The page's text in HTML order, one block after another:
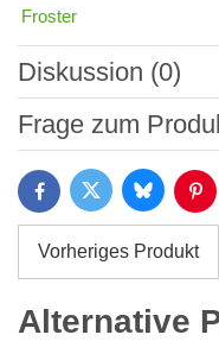
Froster
Diskussion (0)
Neuer
Titel:
Name:*
Frage zum
*
Ihre E-Mail:*
FacebookTwitter Bluesky
Vorheriges Produkt
Alternative